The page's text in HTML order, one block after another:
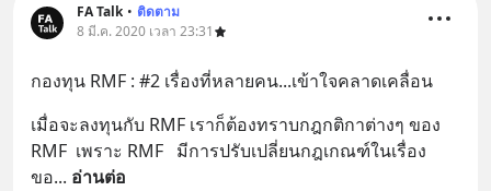
FA Talk • ติดตาม
8 มี.ค. 2020 เวลา 23:31
กองทุน RMF : #2 เรื่องที่หลายคน...เข้าใจคลาดเคลื่อน
เมื่อจะลงทุนกับ RMF เราก็ต้องทราบกฎกติกาต่างๆ ของ
RMF  เพราะ RMF   มีการปรับเปลี่ยนกฎเกณฑ์ในเรื่อง
ขอ... อ่านต่อ